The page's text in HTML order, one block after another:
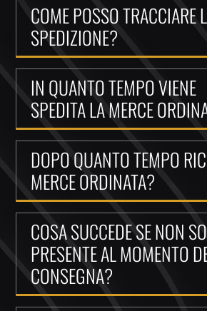
COME POSSO TRACCIARE
SPEDIZIONE?
IN QUANTO TEMPO VIENE
SPEDITA LA MERCE
DOPO QUANTO TEMPO
MERCE ORDINATA?
COSA SUCCEDE SE NON
PRESENTE AL MOMENTO
CONSEGNA?